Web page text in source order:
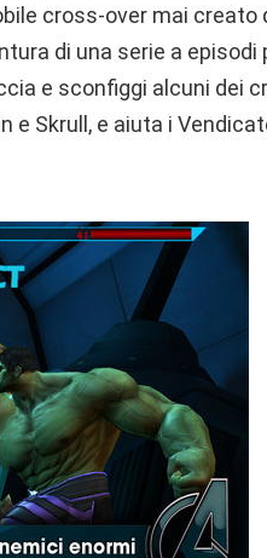
cross-over mai creato
di una serie a episodi
e sconfiggi alcuni dei
e Skrull, e aiuta i